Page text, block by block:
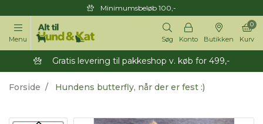
Minimumsbeløb 100,-
Menu Søg Konto Butikken Kurv
0
Gratis levering til pakkeshop v. køb for 499,-
Forside Hundens butterfly, når der er fest :)